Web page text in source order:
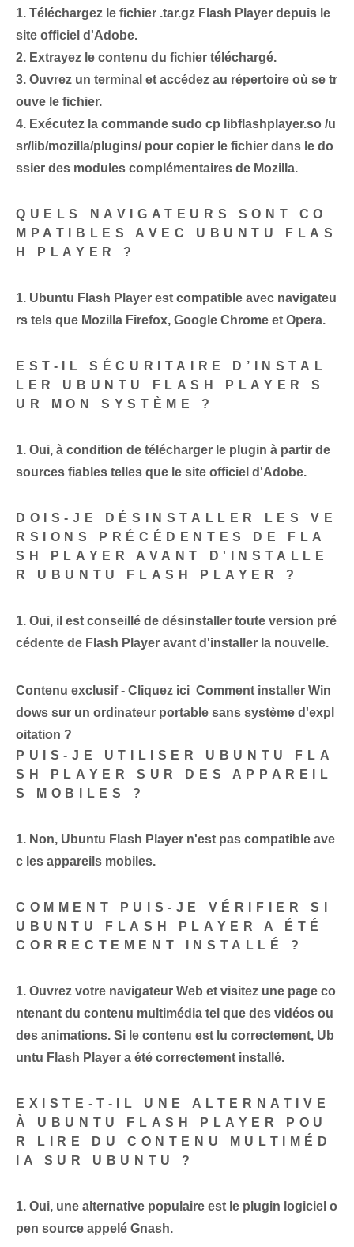
1. Téléchargez le fichier .tar.gz ⁤Flash ⁢Player⁤ depuis ⁣le
site officiel d'Adobe.
2. Extrayez le contenu du fichier téléchargé.
3. Ouvrez un terminal et accédez au répertoire où se tr
ouve le fichier.
4. Exécutez la commande sudo⁢ cp libflashplayer.so /u
sr/lib/mozilla/plugins/pour copier le fichier dans le do
ssier des modules complémentaires de Mozilla⁢.
QUELS NAVIGATEURS SONT CO
MPATIBLES AVEC UBUNTU FLAS
H PLAYER ?
1. Ubuntu ⁢Flash Player ​est compatible⁢ avec ⁤navigateu
rs tels que ⁣Mozilla Firefox, Google Chrome et Opera.
EST-IL SÉCURITAIRE D’INSTAL
LER UBUNTU FLASH PLAYER S
UR MON SYSTÈME ?
1. Oui, à condition de télécharger le plugin à partir de
sources fiables telles que le site officiel d'Adobe.
DOIS-JE DÉSINSTALLER LES VE
RSIONS PRÉCÉDENTES DE FLA
SH PLAYER AVANT D'INSTALLE
R UBUNTU FLASH PLAYER ?
1. Oui, il est conseillé de désinstaller toute version pré
cédente de Flash Player avant d'installer la nouvelle.
Contenu exclusif - Cliquez ici Comment installer Win
dows sur un ordinateur portable sans système d'expl
oitation ?
PUIS-JE UTILISER UBUNTU FLA
SH PLAYER SUR DES APPAREIL
S MOBILES ?
1. Non, Ubuntu Flash Player n'est pas compatible ave
c les appareils mobiles.
COMMENT PUIS-JE VÉRIFIER SI
UBUNTU FLASH PLAYER A ÉTÉ
CORRECTEMENT INSTALLÉ ?
1. Ouvrez votre navigateur Web et visitez une page co
ntenant du contenu multimédia tel que des vidéos ou
des animations. Si le contenu est lu correctement, Ub
untu Flash Player a été correctement installé.
EXISTE-T-IL UNE ALTERNATIVE
À UBUNTU FLASH PLAYER POU
R LIRE DU CONTENU MULTIMÉD
IA SUR UBUNTU ?
1.‍ Oui, une alternative populaire est le plugin logiciel o
pen source appelé Gnash.